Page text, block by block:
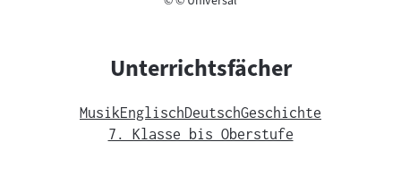
Unterrichtsfächer
MusikEnglischDeutschGeschichte
7. Klasse bis Oberstufe